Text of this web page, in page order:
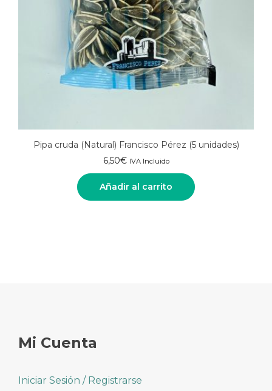
Pipa cruda (Natural) Francisco Pérez (5 unidades)
6,50€ IVA Incluido
Añadir al carrito
Mi Cuenta
Iniciar Sesión / Registrarse